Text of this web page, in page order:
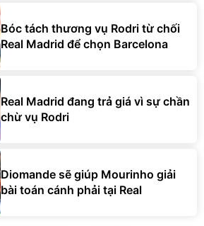
Bóc tách thương vụ Rodri từ chối
Real Madrid để chọn Barcelona
Real Madrid đang trả giá vì sự chần
chừ vụ Rodri
Diomande sẽ giúp Mourinho giải
bài toán cánh phải tại Real